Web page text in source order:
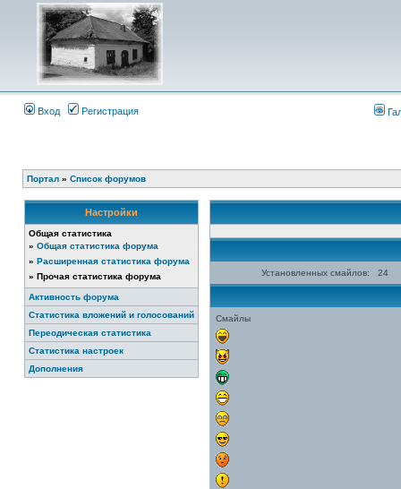
Вход Регистрация
Портал » Список форумов
Настройки
Общая статистика
» Общая статистика форума
» Расширенная статистика форума
» Прочая статистика форума
Активность форума
Статистика вложений и голосований
Переодическая статистика
Статистика настроек
Дополнения
Установленных смайлов: 24
Смайлы